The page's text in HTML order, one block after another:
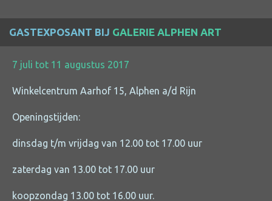
GASTEXPOSANT BIJ GALERIE ALPHEN ART
7 juli tot 11 augustus 2017
Winkelcentrum Aarhof 15, Alphen a/d Rijn
Openingstijden:
dinsdag t/m vrijdag van 12.00 tot 17.00 uur
zaterdag van 13.00 tot 17.00 uur
koopzondag 13.00 tot 16.00 uur.